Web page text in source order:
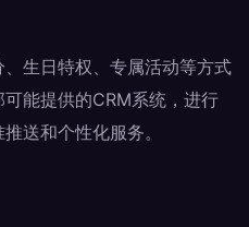
生日特权、专属活动等方式
能提供的CRM系统，进行
送和个性化服务。